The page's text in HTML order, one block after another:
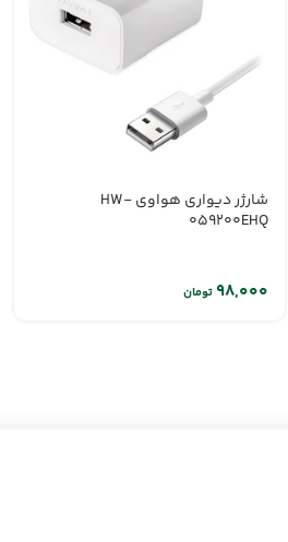
شارژر دیواری هواوی HW-
059200EHQ
تومان